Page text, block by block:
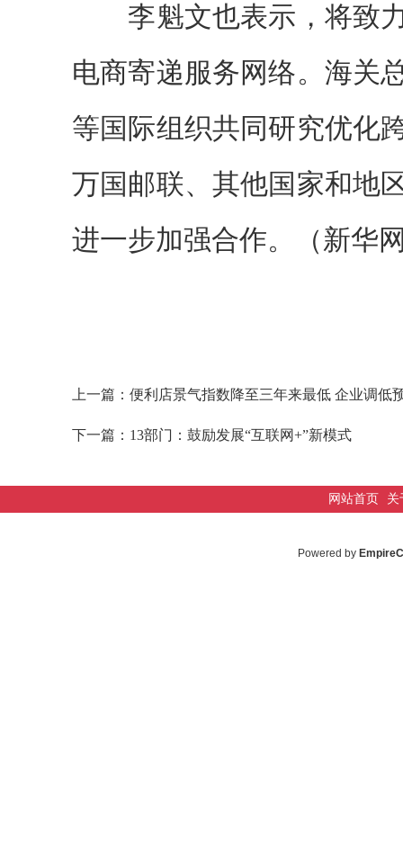
李魁文也表示，将致力
电商寄递服务网络。海关
等国际组织共同研究优化
万国邮联、其他国家和地
进一步加强合作。（新华
上一篇： 便利店景气指数降至三年来最低 企业调低
下一篇： 13部门：鼓励发展“互联网+”新模式
网站首页 关
Powered by